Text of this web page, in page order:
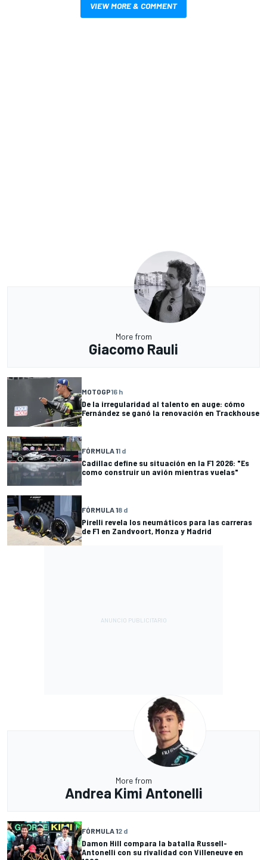
VIEW MORE & COMMENT
More from
Giacomo Rauli
MOTOGP16 h
De la irregularidad al talento en auge: cómo
Fernández se ganó la renovación en Trackhouse
FÓRMULA 11 d
Cadillac define su situación en la F1 2026: "Es
como construir un avión mientras vuelas"
FÓRMULA 18 d
Pirelli revela los neumáticos para las carreras
de F1 en Zandvoort, Monza y Madrid
More from
Andrea Kimi Antonelli
FÓRMULA 12 d
Damon Hill compara la batalla Russell-
Antonelli con su rivalidad con Villeneuve en